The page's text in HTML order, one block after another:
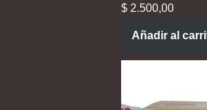
$2.500,00
Añadir al